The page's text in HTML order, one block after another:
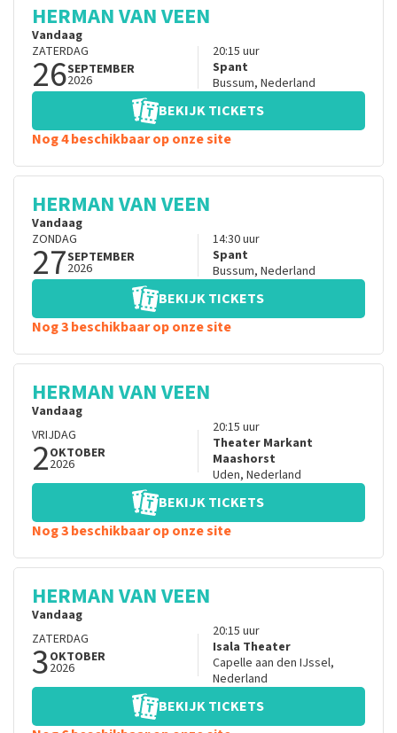
HERMAN VAN VEEN
Vandaag
ZATERDAG
26SEPTEMBER
2026
20:15 uur
Spant
Bussum, Nederland
BEKIJK TICKETS
Nog 4 beschikbaar op onze site
HERMAN VAN VEEN
Vandaag
ZONDAG
27SEPTEMBER
2026
14:30uur
Spant
Bussum, Nederland
BEKIJK TICKETS
Nog 3 beschikbaar op onze site
HERMAN VAN VEEN
Vandaag
VRIJDAG
2OKTOBER
2026
20:15 uur
Theater Markant
Maashorst
Uden, Nederland
BEKIJK TICKETS
Nog 3 beschikbaar op onze site
HERMAN VAN VEEN
Vandaag
ZATERDAG
3OKTOBER
2026
20:15 uur
Isala Theater
Capelle aan den IJssel,
Nederland
BEKIJK TICKETS